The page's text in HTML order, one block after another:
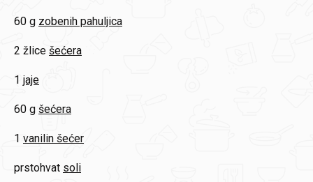
60 g zobenih pahuljica
2 žlice šećera
1 jaje
60 g šećera
1 vanilin šećer
prstohvat soli